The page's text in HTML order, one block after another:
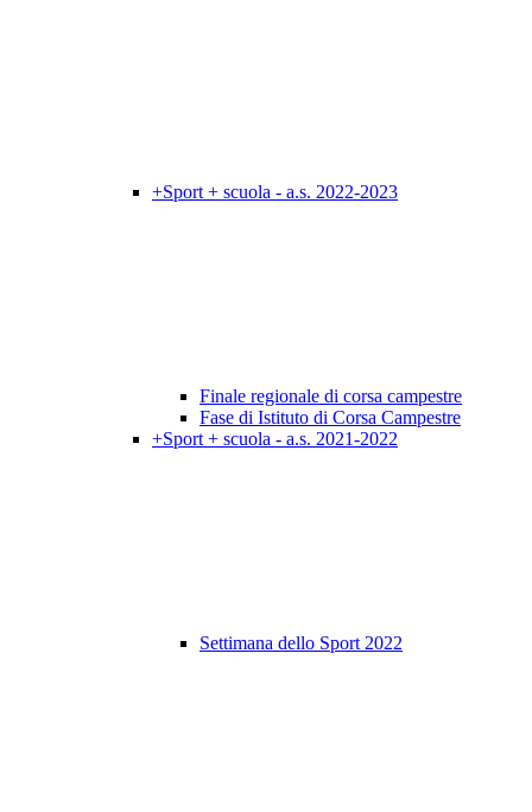
+Sport + scuola - a.s. 2022-2023
Finale regionale di corsa campestre
Fase di Istituto di Corsa Campestre
+Sport + scuola - a.s. 2021-2022
Settimana dello Sport 2022